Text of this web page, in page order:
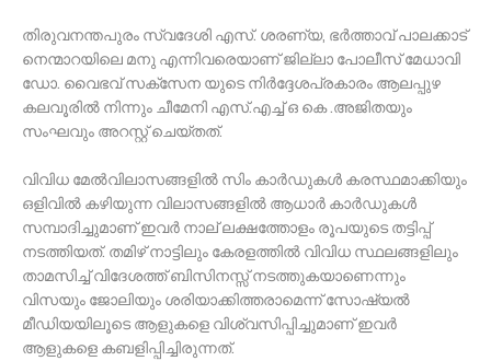
തിരുവനന്തപുരം സ്വദേശി എസ്. ശരണ്യ, ഭർത്താവ് പാലക്കാട്
നെന്മാറയിലെ മനു എന്നിവരെയാണ് ജില്ലാ പോലീസ് മേധാവി
ഡോ. വൈഭവ് സക്സേന യുടെ നിർദ്ദേശപ്രകാരം ആലപ്പുഴ
കലവൂരിൽ നിന്നും ചീമേനി എസ്.എച്ച് ഒ കെ .അജിതയും
സംഘവും അറസ്റ്റ് ചെയ്തത്.
വിവിധ മേൽവിലാസങ്ങളിൽ സിം കാർഡുകൾ കരസ്ഥമാക്കിയും
ഒളിവിൽ കഴിയുന്ന വിലാസങ്ങളിൽ ആധാർ കാർഡുകൾ
സമ്പാദിച്ചുമാണ് ഇവർ നാല് ലക്ഷത്തോളം രൂപയുടെ തട്ടിപ്പ്
നടത്തിയത്. തമിഴ് നാട്ടിലും കേരളത്തിൽ വിവിധ സ്ഥലങ്ങളിലും
താമസിച്ച് വിദേശത്ത് ബിസിനസ്സ് നടത്തുകയാണെന്നും
വിസയും ജോലിയും ശരിയാക്കിത്തരാമെന്ന് സോഷ്യൽ
മീഡിയയിലൂടെ ആളുകളെ വിശ്വസിപ്പിച്ചുമാണ് ഇവർ
ആളുകളെ കബളിപ്പിച്ചിരുന്നത്.